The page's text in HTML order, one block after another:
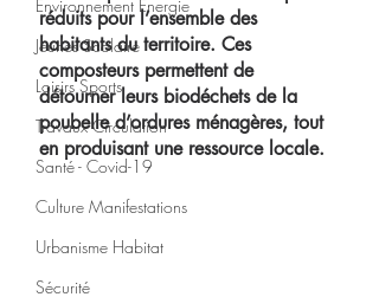
Environnement Energie
Jeunes Scolaire
Loisirs Sports
Travaux Circulation
Santé - Covid-19
Culture Manifestations
Urbanisme Habitat
Sécurité
réduits pour l’ensemble des
habitants du territoire. Ces
composteurs permettent de
détourner leurs biodéchets de la
poubelle d’ordures ménagères, tout
en produisant une ressource locale.